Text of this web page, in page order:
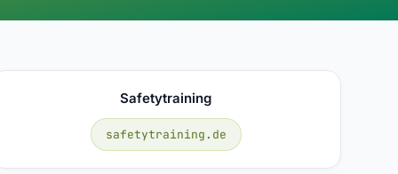
Safetytraining
safetytraining.de